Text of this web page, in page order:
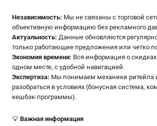
Независимость: Мы не связаны с торговой
объективную информацию без рекламного
Актуальность: Данные обновляются
только работающие предложения или четко
Экономия времени: Вся информация о
одном месте, с удобной навигацией.
Экспертиза: Мы понимаем механики ритейла
разобраться в условиях (бонусная система,
кешбэк-программы).
💡 Важная информация